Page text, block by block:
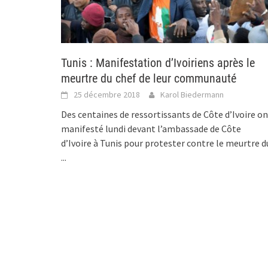
Tunis : Manifestation d’Ivoiriens après le
meurtre du chef de leur communauté
25 décembre 2018 Karol Biedermann
Des centaines de ressortissants de Côte d’Ivoire
manifesté lundi devant l’ambassade de Côte
d’Ivoire à Tunis pour protester contre le meurtre
...